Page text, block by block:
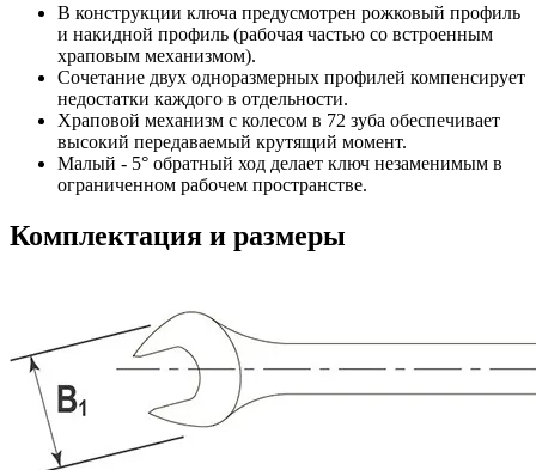
В конструкции ключа предусмотрен рожковый профиль
и накидной профиль (рабочая частью со встроенным
храповым механизмом).
Сочетание двух одноразмерных профилей компенсирует
недостатки каждого в отдельности.
Храповой механизм с колесом в 72 зуба обеспечивает
высокий передаваемый крутящий момент.
Малый - 5° обратный ход делает ключ незаменимым в
ограниченном рабочем пространстве.
Комплектация и размеры